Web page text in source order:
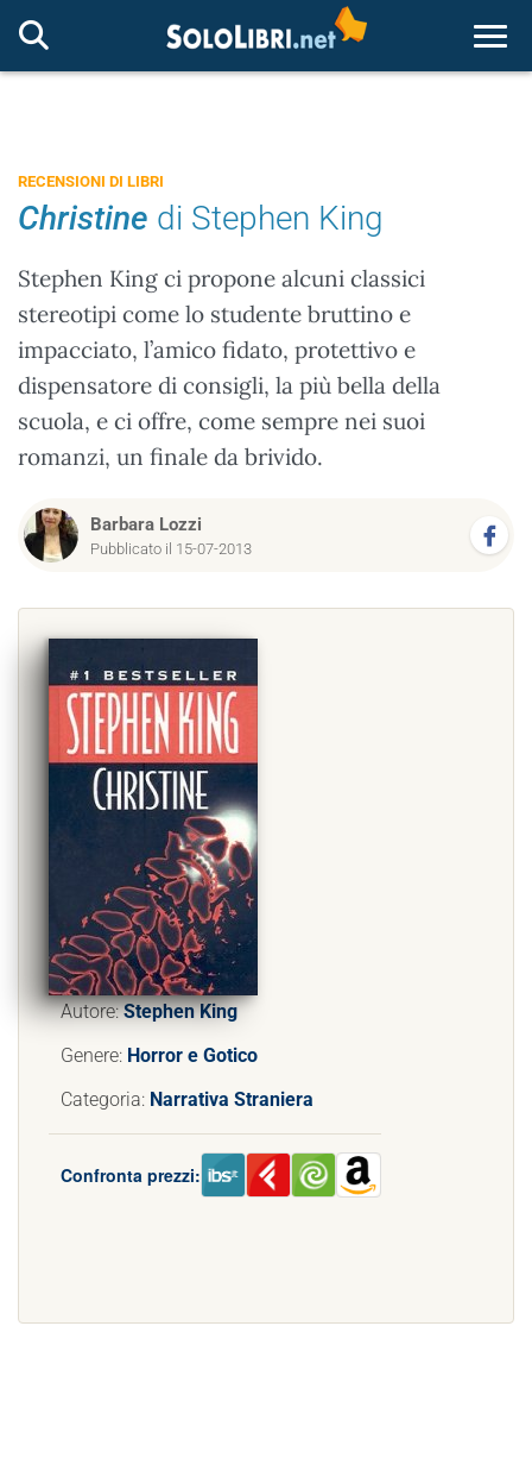
RECENSIONI DI LIBRI
Christine di Stephen King
Stephen King ci propone alcuni classici
stereotipi come lo studente bruttino e
impacciato, l’amico fidato, protettivo e
dispensatore di consigli, la più bella della
scuola, e ci offre, come sempre nei suoi
romanzi, un finale da brivido.
Barbara Lozzi
Pubblicato il 15-07-2013
Autore:Stephen King
Genere: Horror e Gotico
Categoria: Narrativa Straniera
Confronta prezzi: